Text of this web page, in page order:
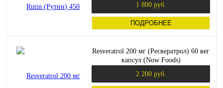
1 800 руб.
ПОДРОБНЕЕ
Resveratrol 200 мг (Ресвератрол) 60 вег
капсул (Now Foods)
2 200 руб.